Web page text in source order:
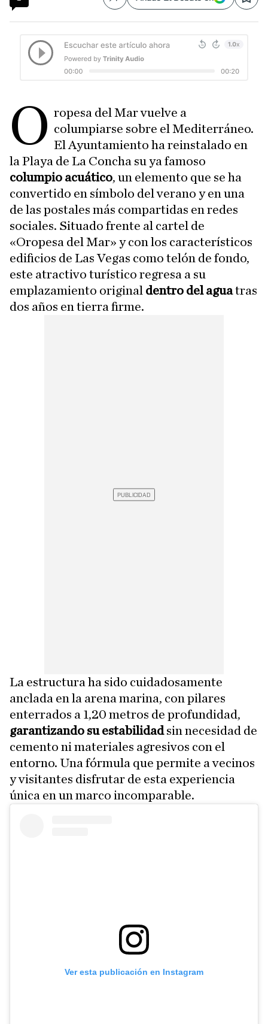
Compartir Save
O ropesa del Mar vuelve a
columpiarse sobre el Mediterráneo.
El Ayuntamiento ha reinstalado en
la Playa de La Concha su ya famoso
columpio acuático, un elemento que se ha
convertido en símbolo del verano y en una
de las postales más compartidas en redes
sociales. Situado frente al cartel de
«Oropesa del Mar» y con los característicos
edificios de Las Vegas como telón de fondo,
este atractivo turístico regresa a su
emplazamiento original dentro del aguatras
dos años en tierra firme.
La estructura ha sido cuidadosamente
anclada en la arena marina, con pilares
enterrados a 1,20 metros de profundidad,
garantizando su estabilidadsin necesidad de
cemento ni materiales agresivos con el
entorno. Una fórmula que permite a vecinos
y visitantes disfrutar de esta experiencia
única en un marco incomparable.
Ver esta publicación en Instagram